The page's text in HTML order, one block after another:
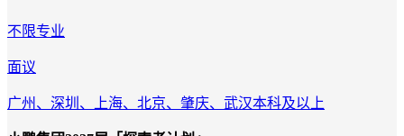
不限专业
面议
广州、深圳、上海、北京、肇庆、武汉本科及以上